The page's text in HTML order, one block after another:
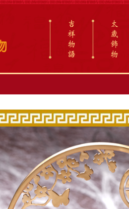
吉
祥
物
語
太
歲
飾
物